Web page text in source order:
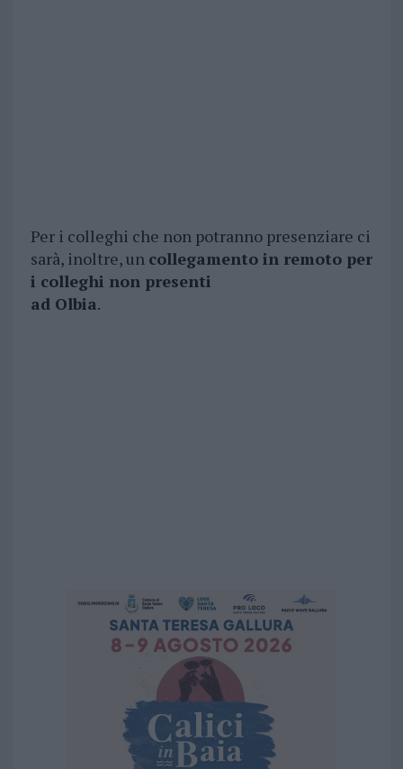
Per i colleghi che non potranno presenziare ci
sarà, inoltre, un collegamento in remoto per
i colleghi non presenti
ad Olbia.